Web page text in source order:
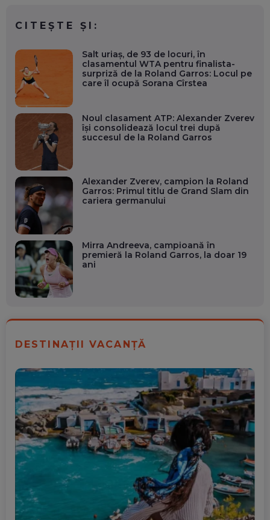
CITEȘTE ȘI:
Salt uriaș, de 93 de locuri, în
clasamentul WTA pentru finalista-
surpriză de la Roland Garros: Locul pe
care îl ocupă Sorana Cîrstea
Noul clasament ATP: Alexander Zverev
își consolidează locul trei după
succesul de la Roland Garros
Alexander Zverev, campion la Roland
Garros: Primul titlu de Grand Slam din
cariera germanului
Mirra Andreeva, campioană în
premieră la Roland Garros, la doar 19
ani
DESTINAȚII VACANȚĂ